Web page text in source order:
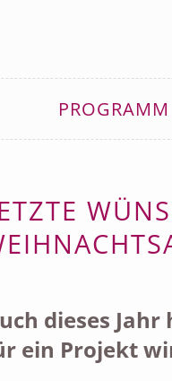
PROGRAMM
dieses
ein Projekt